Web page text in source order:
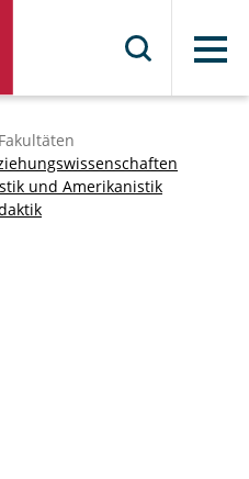
Menü
Fakultäten
und Amerikanistik